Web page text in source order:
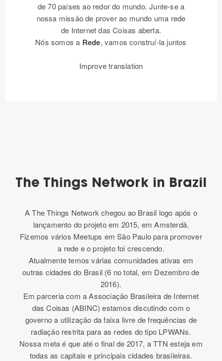
de 70 países ao redor do mundo. Junte-se a
nossa missão de prover ao mundo uma rede
de Internet das Coisas aberta.
Nós somos a Rede, vamos construí-la juntos
Improve translation
The Things Network in Brazil
A The Things Network chegou ao Brasil logo após o
lançamento do projeto em 2015, em Amsterdã.
Fizemos vários Meetups em São Paulo para promover
a rede e o projeto foi crescendo.
Atualmente temos várias comunidades ativas em
outras cidades do Brasil (6 no total, em Dezembro de
2016).
Em parceria com a Associação Brasileira de Internet
das Coisas (ABINC) estamos discutindo com o
governo a utilização da faixa livre de frequências de
radiação restrita para as redes do tipo LPWANs.
Nossa meta é que até o final de 2017, a TTN esteja em
todas as capitais e principais cidades brasileiras.